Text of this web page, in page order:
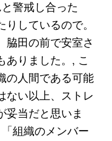
警戒し合った
しているので。
脇田の前で安室さ
ありました。, こ
の人間である可能
ない以上、ストレ
妥当だと思いま
組織のメンバー